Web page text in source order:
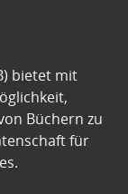
bietet mit
Büchern zu
für